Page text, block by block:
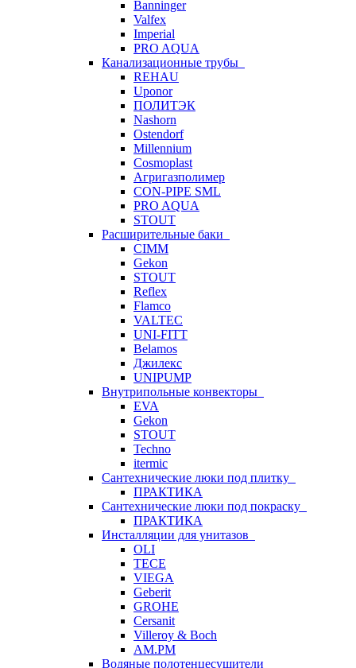
Banninger
Valfex
Imperial
PRO AQUA
Канализационные трубы
REHAU
Uponor
ПОЛИТЭК
Nashorn
Ostendorf
Millennium
Cosmoplast
Агригазполимер
CON-PIPE SML
PRO AQUA
STOUT
Расширительные баки
CIMM
Gekon
STOUT
Reflex
Flamco
VALTEC
UNI-FITT
Belamos
Джилекс
UNIPUMP
Внутрипольные конвекторы
EVA
Gekon
STOUT
Techno
itermic
Сантехнические люки под плитку
ПРАКТИКА
Сантехнические люки под покраску
ПРАКТИКА
Инсталляции для унитазов
OLI
TECE
VIEGA
Geberit
GROHE
Cersanit
Villeroy & Boch
AM.PM
Водяные полотенцесушители